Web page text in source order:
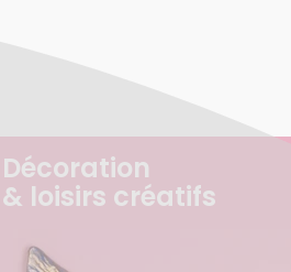
Décoration
& loisirs créatifs